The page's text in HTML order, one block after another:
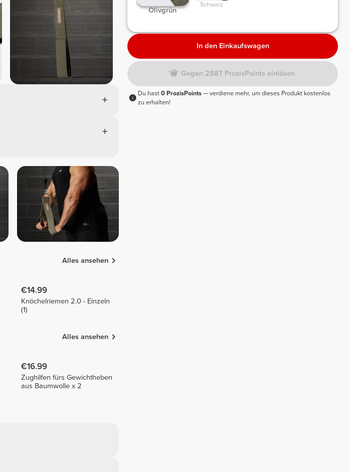
Alles ansehen
€14.99
Knöchelriemen 2.0 - Einzeln
(1)
Alles ansehen
€16.99
Zughilfen fürs Gewichtheben
aus Baumwolle x 2
Olivgrün
Schwarz
In den Einkaufswagen
Gegen 2887 ProzisPoints einlösen
Du hast0 ProzisPoints— verdiene mehr, um dieses Produkt kostenlos
zu erhalten!